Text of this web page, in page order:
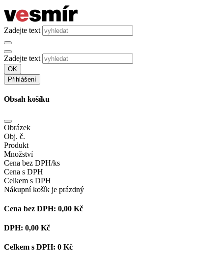
Zadejte text
Zadejte text
OK
Přihlášení
Obsah košíku
Obrázek
Obj. č.
Produkt
Množství
Cena bez DPH/ks
Cena s DPH
Celkem s DPH
Nákupní košík je prázdný
Cena bez DPH: 0,00 Kč
DPH: 0,00 Kč
Celkem s DPH: 0 Kč